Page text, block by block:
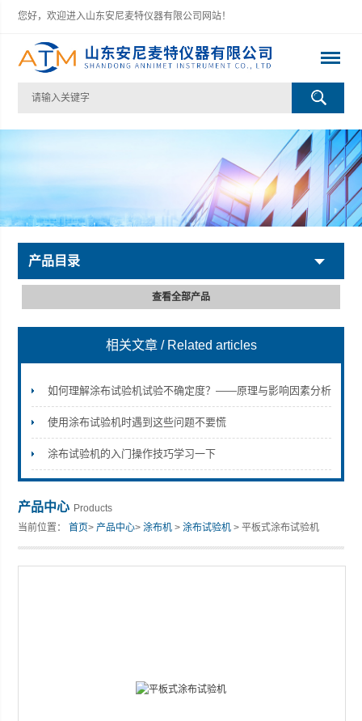
您好，欢迎进入山东安尼麦特仪器有限公司网站！
山东安尼麦特仪器有限公司
产品目录
查看全部产品
相关文章 / Related articles
如何理解涂布试验机试验不确定度？——原理与影响因素分析
使用涂布试验机时遇到这些问题不要慌
涂布试验机的入门操作技巧学习一下
产品中心 Products
当前位置：首页>产品中心>涂布机 >涂布试验机 > 平板式涂布试验机